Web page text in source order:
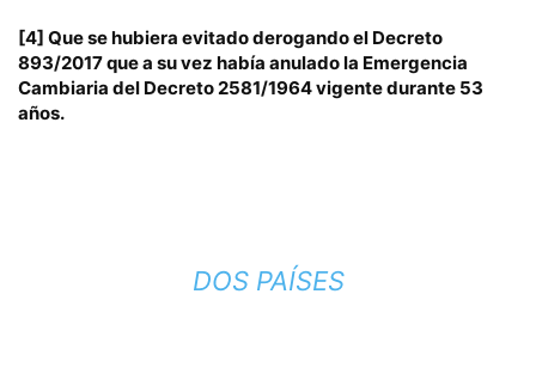
[4] Que se hubiera evitado derogando el Decreto
893/2017 que a su vez había anulado la Emergencia
Cambiaria del Decreto 2581/1964 vigente durante 53
años.
DOS PAÍSES